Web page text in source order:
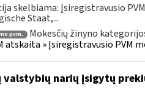
skelbiama: Įsiregistravusio
Staat,...
pvm. Mokesčių žinyno
» Įsiregistravusio PVM
narių įsigytų